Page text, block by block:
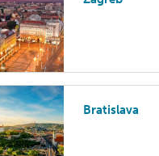
Bratislava